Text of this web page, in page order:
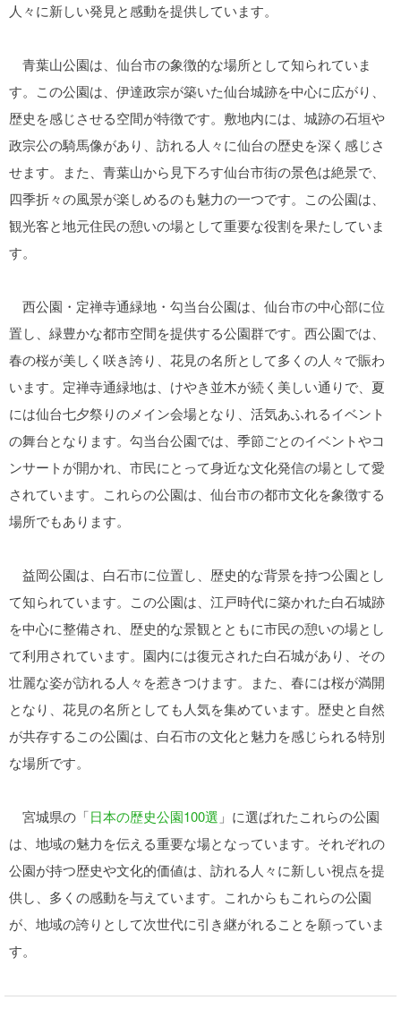
人々に新しい発見と感動を提供しています。
青葉山公園は、仙台市の象徴的な場所として知られていま
す。この公園は、伊達政宗が築いた仙台城跡を中心に広がり、
歴史を感じさせる空間が特徴です。敷地内には、城跡の石垣や
政宗公の騎馬像があり、訪れる人々に仙台の歴史を深く感じさ
せます。また、青葉山から見下ろす仙台市街の景色は絶景で、
四季折々の風景が楽しめるのも魅力の一つです。この公園は、
観光客と地元住民の憩いの場として重要な役割を果たしていま
す。
西公園・定禅寺通緑地・勾当台公園は、仙台市の中心部に位
置し、緑豊かな都市空間を提供する公園群です。西公園では、
春の桜が美しく咲き誇り、花見の名所として多くの人々で賑わ
います。定禅寺通緑地は、けやき並木が続く美しい通りで、夏
には仙台七夕祭りのメイン会場となり、活気あふれるイベント
の舞台となります。勾当台公園では、季節ごとのイベントやコ
ンサートが開かれ、市民にとって身近な文化発信の場として愛
されています。これらの公園は、仙台市の都市文化を象徴する
場所でもあります。
益岡公園は、白石市に位置し、歴史的な背景を持つ公園とし
て知られています。この公園は、江戸時代に築かれた白石城跡
を中心に整備され、歴史的な景観とともに市民の憩いの場とし
て利用されています。園内には復元された白石城があり、その
壮麗な姿が訪れる人々を惹きつけます。また、春には桜が満開
となり、花見の名所としても人気を集めています。歴史と自然
が共存するこの公園は、白石市の文化と魅力を感じられる特別
な場所です。
宮城県の「日本の歴史公園100選 」に選ばれたこれらの公園
は、地域の魅力を伝える重要な場となっています。それぞれの
公園が持つ歴史や文化的価値は、訪れる人々に新しい視点を提
供し、多くの感動を与えています。これからもこれらの公園
が、地域の誇りとして次世代に引き継がれることを願っていま
す。